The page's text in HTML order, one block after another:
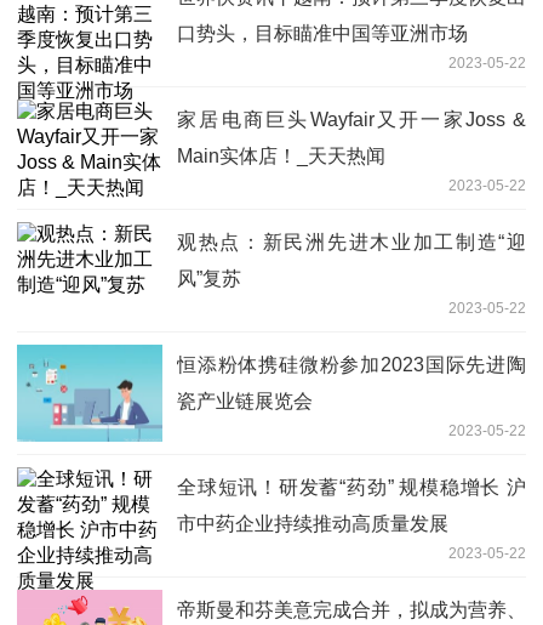
口势头，目标瞄准中国等亚洲市场
2023-05-22
家居电商巨头Wayfair又开一家Joss &
Main实体店！_天天热闻
2023-05-22
观热点：新民洲先进木业加工制造“迎
风”复苏
2023-05-22
恒添粉体携硅微粉参加2023国际先进陶
瓷产业链展览会
2023-05-22
全球短讯！研发蓄“药劲” 规模稳增长 沪
市中药企业持续推动高质量发展
2023-05-22
帝斯曼和芬美意完成合并，拟成为营养、